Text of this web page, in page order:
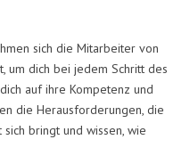
sich die Mitarbeiter von
um dich bei jedem Schritt des
auf ihre Kompetenz und
die Herausforderungen, die
bringt und wissen, wie